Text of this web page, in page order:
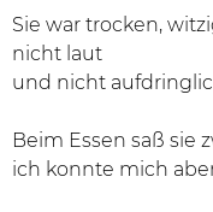
Sie war trocken,
nicht laut
und nicht
Beim Essen saß sie
ich konnte mich